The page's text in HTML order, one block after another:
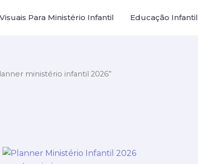
Para Ministério Infantil Educação Infantil
ministério infantil 2026”